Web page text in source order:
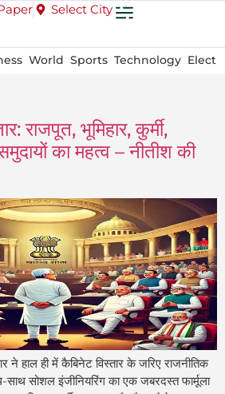
Select City
World Sports Technology
राजपूत, भूमिहार, कुर्मी,
का महत्व – नीतीश की
ने हाल ही में कैबिनेट विस्तार के जरिए राजनीतिक
सोशल इंजीनियरिंग का एक जबरदस्त फार्मूला